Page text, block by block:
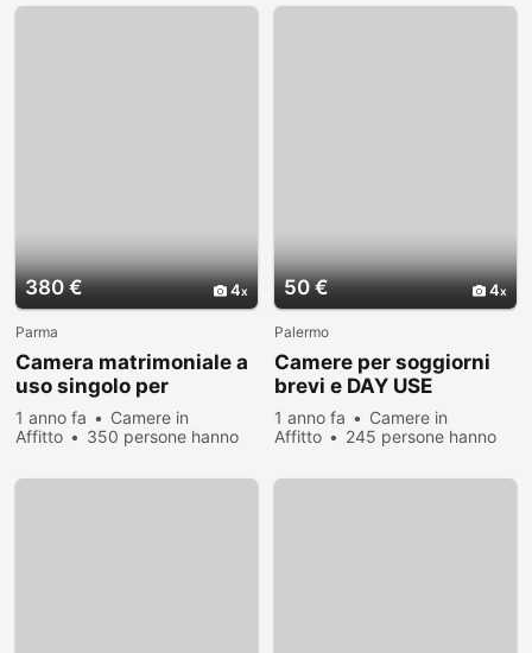
380 € 4
Parma
Camera matrimoniale a
uso singolo per
studentessa
1 anno fa
Camere in
Affitto
350 persone hanno
50 € 4
Palermo
Camere per soggiorni
brevi e DAY USE
Palermo
1 anno fa
Camere in
Affitto
245 persone hanno